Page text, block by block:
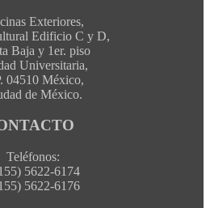
Exteriores,
Edificio C y D,
Baja y 1er. piso
Universitaria,
04510 México,
de México.
Teléfonos:
5622-6174
5622-6176